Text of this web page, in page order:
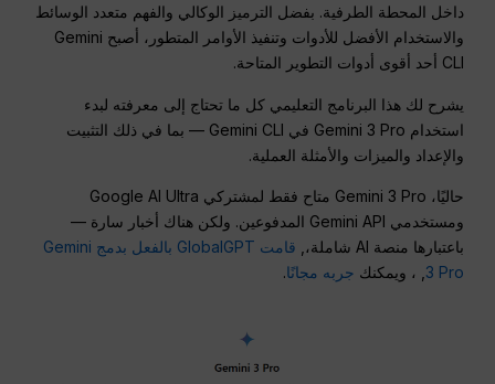
داخل المحطة الطرفية. بفضل الترميز الوكالي والفهم متعدد الوسائط
والاستخدام الأفضل للأدوات وتنفيذ الأوامر المتطور، أصبح Gemini
CLI أحد أقوى أدوات التطوير المتاحة.
يشرح لك هذا البرنامج التعليمي كل ما تحتاج إلى معرفته لبدء
استخدام Gemini 3 Pro في Gemini CLI — بما في ذلك التثبيت
والإعداد والميزات والأمثلة العملية.
حاليًا، Gemini 3 Pro متاح فقط لمشتركي Google AI Ultra
ومستخدمي Gemini API المدفوعين. ولكن هناك أخبار سارة —
باعتبارها منصة AI شاملة،,
قامت GlobalGPT بالفعل بدمج Gemini
3 Pro , ، ويمكنك جربه مجانًا.